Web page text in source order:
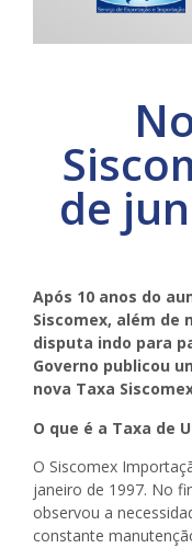
de
Após 10 anos do
Siscomex, além de
disputa indo para
Governo publicou
nova Taxa
O que é a Taxa de
O Siscomex
janeiro de 1997. No
observou a
constante